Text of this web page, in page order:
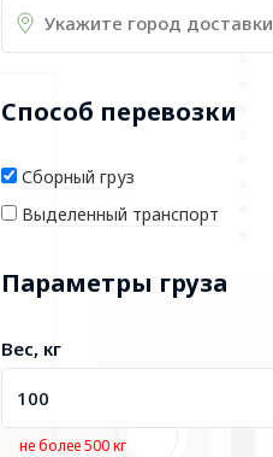
Способ перевозки
Сборный груз
Выделенный транспорт
Параметры груза
Вес, кг
не более 500 кг